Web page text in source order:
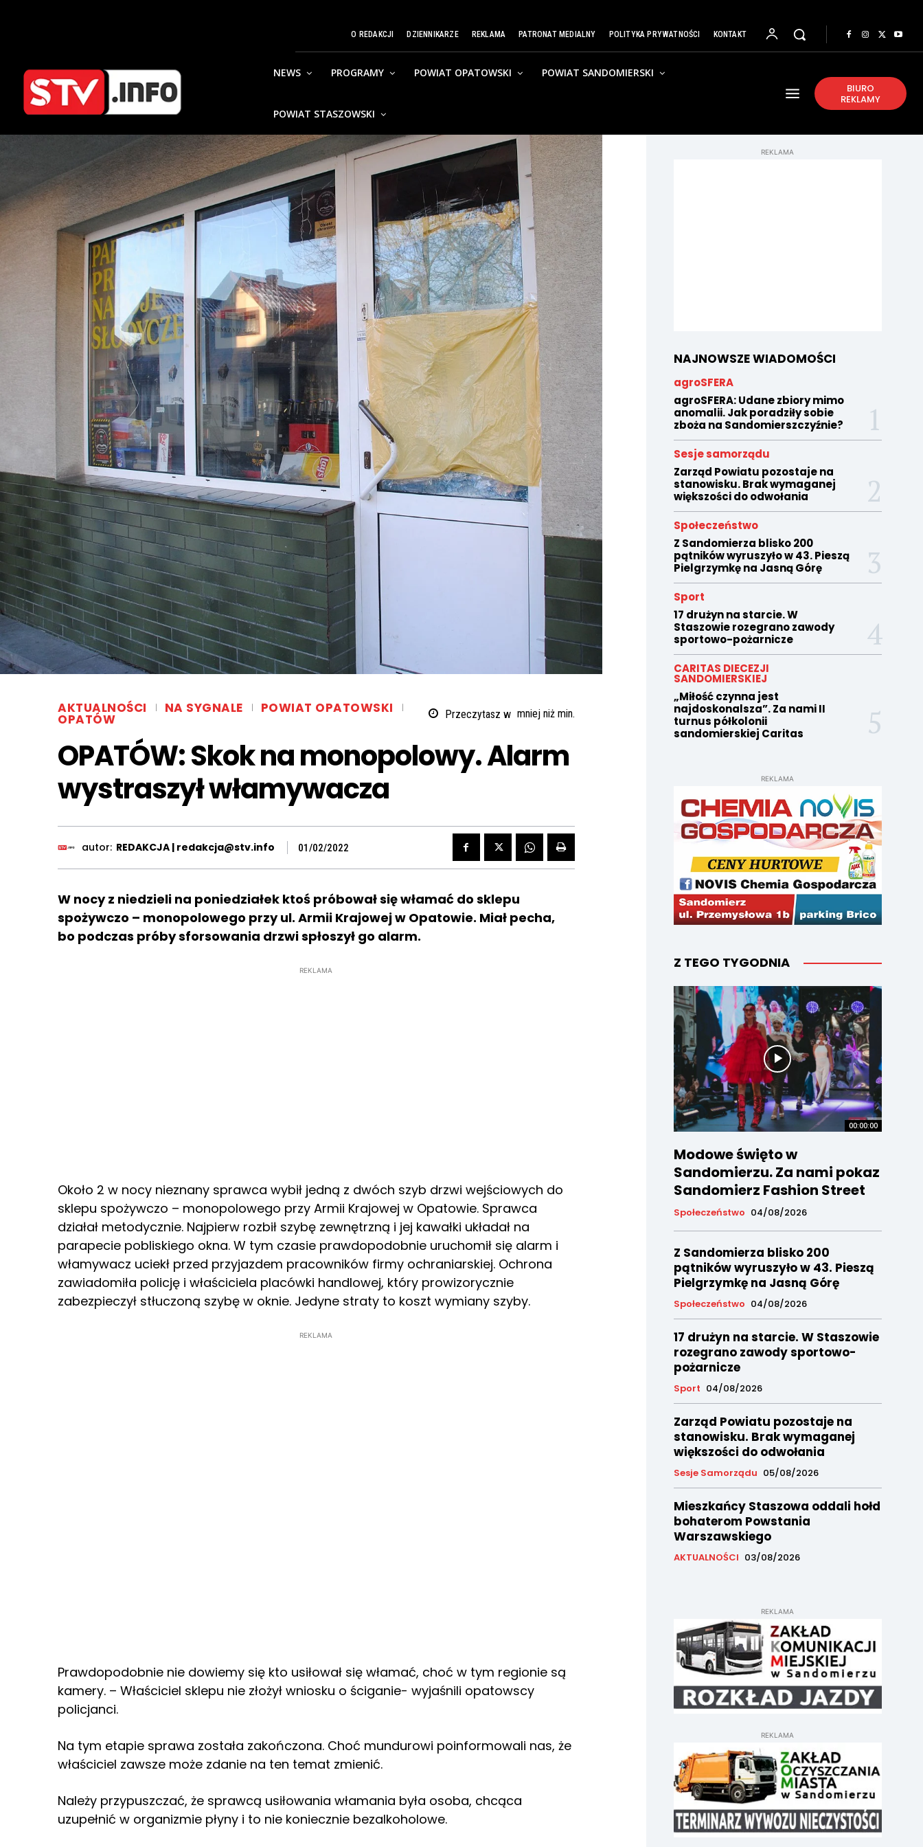
O REDAKCJI DZIENNIKARZE REKLAMA PATRONAT MEDIALNY POLITYKA PRYWATNOŚCI KONTAKT
NEWS PROGRAMY POWIAT OPATOWSKI POWIAT SANDOMIERSKI
POWIAT STASZOWSKI
BIURO
REKLAMY
AKTUALNOŚCI NA SYGNALE POWIAT OPATOWSKI
OPATÓW Przeczytasz w mniej niżmin.
OPATÓW: Skok na monopolowy. Alarm
wystraszył włamywacza
autor: REDAKCJA | redakcja@stv.info 01/02/2022
W nocy z niedzieli na poniedziałek ktoś próbował się włamać do sklepu
spożywczo – monopolowego przy ul. Armii Krajowej w Opatowie. Miał pecha,
bo podczas próby sforsowania drzwi spłoszył go alarm.
REKLAMA
Około 2 w nocy nieznany sprawca wybił jedną z dwóch szyb drzwi wejściowych do
sklepu spożywczo – monopolowego przy Armii Krajowej w Opatowie. Sprawca
działał metodycznie. Najpierw rozbił szybę zewnętrzną i jej kawałki układał na
parapecie pobliskiego okna. W tym czasie prawdopodobnie uruchomił się alarm i
włamywacz uciekł przed przyjazdem pracowników firmy ochraniarskiej. Ochrona
zawiadomiła policję i właściciela placówki handlowej, który prowizorycznie
zabezpieczył stłuczoną szybę w oknie. Jedyne straty to koszt wymiany szyby.
REKLAMA
Prawdopodobnie nie dowiemy się kto usiłował się włamać, choć w tym regionie są
kamery. – Właściciel sklepu nie złożył wniosku o ściganie- wyjaśnili opatowscy
policjanci.
Na tym etapie sprawa została zakończona. Choć mundurowi poinformowali nas, że
właściciel zawsze może zdanie na ten temat zmienić.
Należy przypuszczać, że sprawcą usiłowania włamania była osoba, chcąca
uzupełnić w organizmie płyny i to nie koniecznie bezalkoholowe.
REKLAMA
NAJNOWSZE WIADOMOŚCI
agroSFERA
agroSFERA: Udane zbiory mimo
anomalii. Jak poradziły sobie
zboża na Sandomierszczyźnie?
Sesje samorządu
Zarząd Powiatu pozostaje na
stanowisku. Brak wymaganej
większości do odwołania
Społeczeństwo
Z Sandomierza blisko 200
pątników wyruszyło w 43. Pieszą
Pielgrzymkę na Jasną Górę
Sport
17 drużyn na starcie. W
Staszowie rozegrano zawody
sportowo-pożarnicze
CARITAS DIECEZJI
SANDOMIERSKIEJ
„Miłość czynna jest
najdoskonalsza”. Za nami II
turnus półkolonii
sandomierskiej Caritas
REKLAMA
Z TEGO TYGODNIA
00:00:00
Modowe święto w
Sandomierzu. Za nami pokaz
Sandomierz Fashion Street
Społeczeństwo 04/08/2026
Z Sandomierza blisko 200
pątników wyruszyło w 43. Pieszą
Pielgrzymkę na Jasną Górę
Społeczeństwo 04/08/2026
17 drużyn na starcie. W Staszowie
rozegrano zawody sportowo-
pożarnicze
Sport 04/08/2026
Zarząd Powiatu pozostaje na
stanowisku. Brak wymaganej
większości do odwołania
Sesje Samorządu 05/08/2026
Mieszkańcy Staszowa oddali hołd
bohaterom Powstania
Warszawskiego
AKTUALNOŚCI 03/08/2026
REKLAMA
REKLAMA